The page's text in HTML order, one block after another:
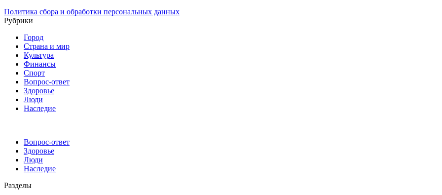
Политика сбора и обработки персональных данных
Рубрики
Город
Страна и мир
Культура
Финансы
Спорт
Вопрос-ответ
Здоровье
Люди
Наследие
Вопрос-ответ
Здоровье
Люди
Наследие
Разделы